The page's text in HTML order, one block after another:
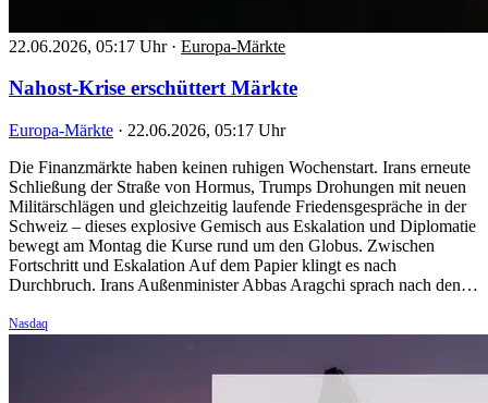
22.06.2026, 05:17 Uhr · Europa-Märkte
Nahost-Krise erschüttert Märkte
Europa-Märkte · 22.06.2026, 05:17 Uhr
Die Finanzmärkte haben keinen ruhigen Wochenstart. Irans erneute
Schließung der Straße von Hormus, Trumps Drohungen mit neuen
Militärschlägen und gleichzeitig laufende Friedensgespräche in der
Schweiz – dieses explosive Gemisch aus Eskalation und Diplomatie
bewegt am Montag die Kurse rund um den Globus. Zwischen
Fortschritt und Eskalation Auf dem Papier klingt es nach
Durchbruch. Irans Außenminister Abbas Aragchi sprach nach den…
Nasdaq